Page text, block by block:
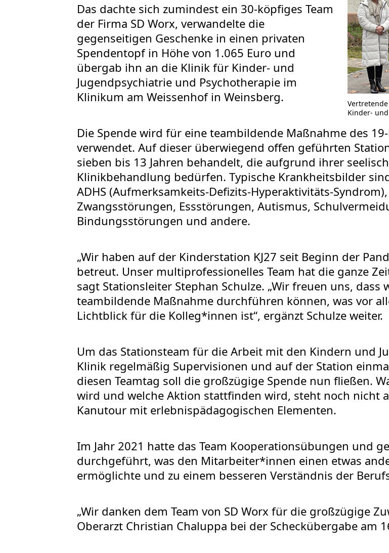
Kinder-
Das dachte sich zumindest ein 30-köpfiges Team
der Firma SD Worx, verwandelte die
gegenseitigen Geschenke in einen privaten
Spendentopf in Höhe von 1.065 Euro und
übergab ihn an die Klinik für Kinder- und
Jugendpsychiatrie und Psychotherapie im
Klinikum am Weissenhof in Weinsberg.
Die Spende wird für eine teambildende Maßnahme des
verwendet. Auf dieser überwiegend offen geführten
sieben bis 13 Jahren behandelt, die aufgrund ihrer
Klinikbehandlung bedürfen. Typische Krankheitsbilder
ADHS (Aufmerksamkeits-Defizits-Hyperaktivitäts-
Zwangsstörungen, Essstörungen, Autismus,
Bindungsstörungen und andere.
„Wir haben auf der Kinderstation KJ27 seit Beginn der
betreut. Unser multiprofessionelles Team hat die ganze
sagt Stationsleiter Stephan Schulze. „Wir freuen uns,
teambildende Maßnahme durchführen können, was vor
Lichtblick für die Kolleg*innen ist“, ergänzt Schulze weiter.
Um das Stationsteam für die Arbeit mit den Kindern und
Klinik regelmäßig Supervisionen und auf der Station
diesen Teamtag soll die großzügige Spende nun fließen.
wird und welche Aktion stattfinden wird, steht noch nicht
Kanutour mit erlebnispädagogischen Elementen.
Im Jahr 2021 hatte das Team Kooperationsübungen und
durchgeführt, was den Mitarbeiter*innen einen etwas
ermöglichte und zu einem besseren Verständnis der
„Wir danken dem Team von SD Worx für die großzügige
Oberarzt Christian Chaluppa bei der Scheckübergabe am